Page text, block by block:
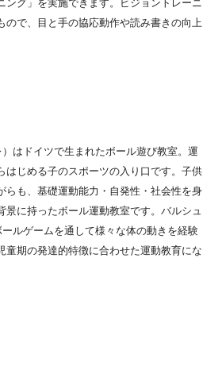
ング」を実施できます。ビジョントレーニ
ので、目と手の協応動作や読み書きの向上
はドイツで生まれたボール遊び教室。運
はじめる子のスポーツの入り口です。子供
らも、基礎運動能力・自発性・社会性を身
景に持ったボール運動教室です。バルシュ
ルゲームを通して様々な体の動きを経験
童期の発達的特徴に合わせた運動教育にな